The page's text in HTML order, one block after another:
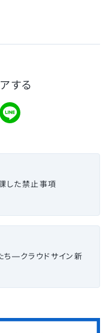
する
した禁止事項
ち—クラウドサイン新